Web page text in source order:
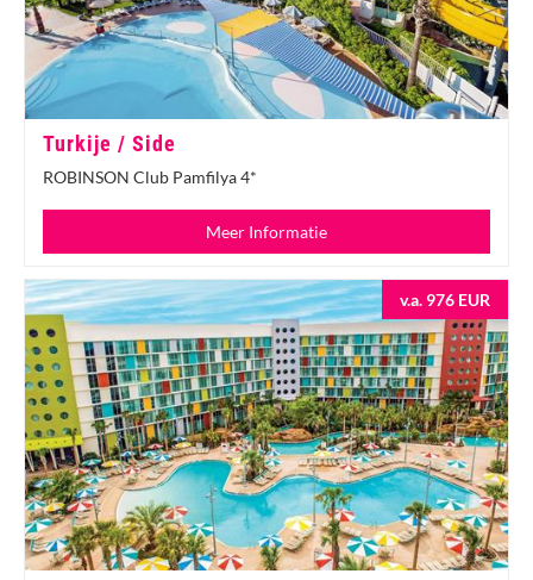
Turkije / Side
ROBINSON Club Pamfilya 4*
Meer Informatie
v.a. 976 EUR